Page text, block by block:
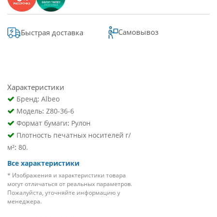
Быстрая доставка Самовывоз
Характеристики
Бренд: Albeo
Модель: Z80-36-6
Формат бумаги: Рулон
Плотность печатных носителей г/
м²: 80.
Все характеристики
* Изображения и характеристики товара
могут отличаться от реальных параметров.
Пожалуйста, уточняйте информацию у
менеджера.